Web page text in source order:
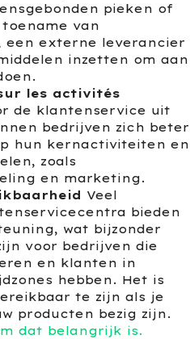
pieken of
van
een externe leverancier
inzetten om aan
les activités
de klantenservice uit
bedrijven zich beter
hun kernactiviteiten en
zoals
en marketing.
Veel
bieden
wat bijzonder
voor bedrijven die
en klanten in
hebben. Het is
te zijn als je
producten bezig zijn.
dat belangrijk is.